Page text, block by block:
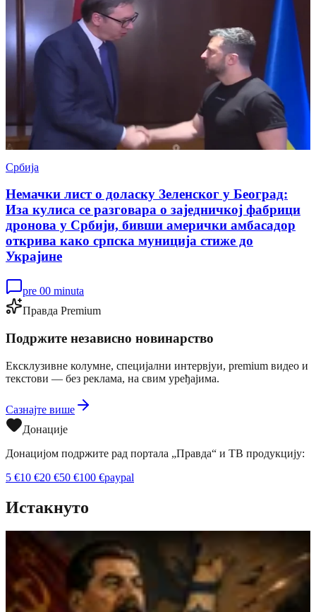
Србија
Немачки лист о доласку Зеленског у Београд:
Иза кулиса се разговара о заједничкој фабрици
дронова у Србији, бивши амерички амбасадор
открива како српска муниција стиже до
Украјине
pre 00 minuta
Правда Premium
Подржите независно новинарство
Ексклузивне колумне, специјални интервјуи, premium видео и
текстови — без реклама, на свим уређајима.
Сазнајте више
Донације
Донацијом подржите рад портала „Правда“ и ТВ продукцију:
5 €10 €20 €50 €100 €paypal
Истакнуто